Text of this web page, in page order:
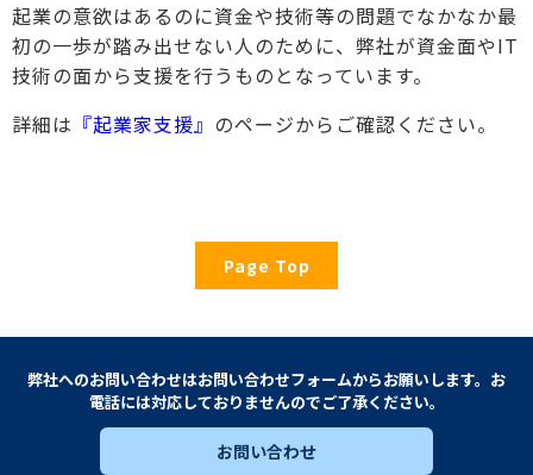
起業の意欲はあるのに資金や技術等の問題でなかなか最
初の一歩が踏み出せない人のために、弊社が資金面やIT
技術の面から支援を行うものとなっています。
詳細は 『起業家支援』 のページからご確認ください。
Page Top
弊社へのお問い合わせはお問い合わせフォームからお願いします。 お
電話には対応しておりませんのでご了承ください。
お問い合わせ